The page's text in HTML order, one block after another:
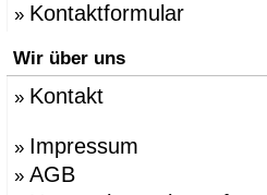
» Kontaktformular
Wir über uns
» Kontakt
» Impressum
» AGB